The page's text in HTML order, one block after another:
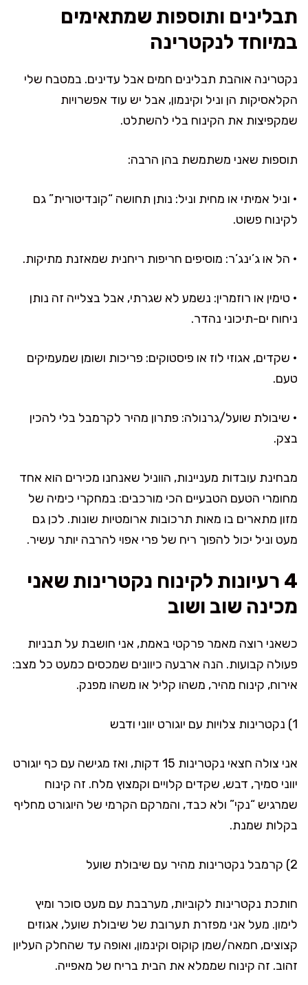
תבלינים ותוספות שמתאימים
במיוחד לנקטרינה
נקטרינה אוהבת תבלינים חמים אבל עדינים. במטבח שלי
הקלאסיקות הן וניל וקינמון, אבל יש עוד אפשרויות
שמקפיצות את הקינוח בלי להשתלט.
תוספות שאני משתמשת בהן הרבה:
• וניל אמיתי או מחית וניל: נותן תחושה “קונדיטורית” גם
לקינוח פשוט.
• הל או ג’ינג’ר: מוסיפים חריפות ריחנית שמאזנת מתיקות.
• טימין או רוזמרין: נשמע לא שגרתי, אבל בצלייה זה נותן
ניחוח ים-תיכוני נהדר.
• שקדים, אגוזי לוז או פיסטוקים: פריכות ושומן שמעמיקים
טעם.
• שיבולת שועל/גרנולה: פתרון מהיר לקרמבל בלי להכין
בצק.
מבחינת עובדות מעניינות, הווניל שאנחנו מכירים הוא אחד
מחומרי הטעם הטבעיים הכי מורכבים: במחקרי כימיה של
מזון מתארים בו מאות תרכובות ארומטיות שונות. לכן גם
מעט וניל יכול להפוך ריח של פרי אפוי להרבה יותר עשיר.
4 רעיונות לקינוח נקטרינות שאני
מכינה שוב ושוב
כשאני רוצה מאמר פרקטי באמת, אני חושבת על תבניות
פעולה קבועות. הנה ארבעה כיוונים שמכסים כמעט כל מצב:
אירוח, קינוח מהיר, משהו קליל או משהו מפנק.
1) נקטרינות צלויות עם יוגורט יווני ודבש
אני צולה חצאי נקטרינות 15 דקות, ואז מגישה עם כף יוגורט
יווני סמיך, דבש, שקדים קלויים וקמצוץ מלח. זה קינוח
שמרגיש “נקי” ולא כבד, והמרקם הקרמי של היוגורט מחליף
בקלות שמנת.
2) קרמבל נקטרינות מהיר עם שיבולת שועל
חותכת נקטרינות לקוביות, מערבבת עם מעט סוכר ומיץ
לימון. מעל אני מפזרת תערובת של שיבולת שועל, אגוזים
קצוצים, חמאה/שמן קוקוס וקינמון, ואופה עד שהחלק העליון
זהוב. זה קינוח שממלא את הבית בריח של מאפייה.